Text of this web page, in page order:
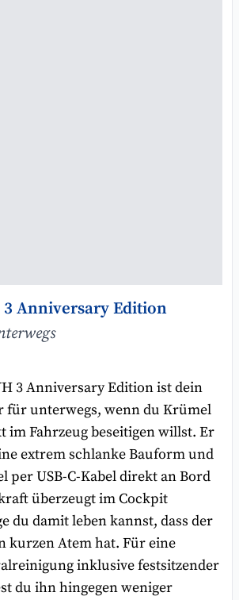
3 Anniversary Edition
3 Anniversary Edition ist dein
für unterwegs, wenn du Krümel
im Fahrzeug beseitigen willst. Er
extrem schlanke Bauform und
per USB-C-Kabel direkt an Bord
überzeugt im Cockpit
du damit leben kannst, dass der
kurzen Atem hat. Für eine
inklusive festsitzender
du ihn hingegen weniger